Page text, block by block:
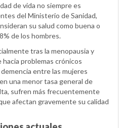
de vida no siempre es
del Ministerio de Sanidad,
su salud como buena o
de los hombres.
tras la menopausia y
problemas crónicos
entre las mujeres
una menor tasa general de
sufren más frecuentemente
afectan gravemente su calidad